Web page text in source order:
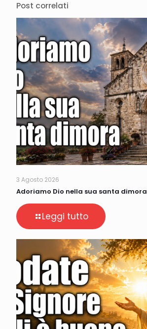
Post correlati
3 Agosto 2026
Adoriamo Dio nella sua santa dimora
Leggi tutto